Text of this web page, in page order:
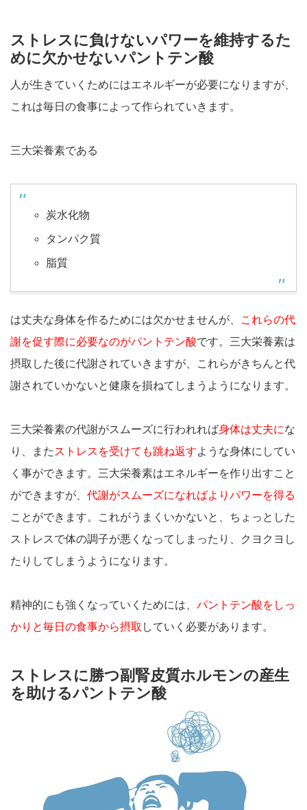
ストレスに負けないパワーを維持するた
めに欠かせないパントテン酸
人が生きていくためにはエネルギーが必要になりますが、
これは毎日の食事によって作られていきます。
三大栄養素である
炭水化物
タンパク質
脂質
は丈夫な身体を作るためには欠かせませんが、
これらの代
謝を促す際に必要なのがパントテン酸です。三大栄養素は
摂取した後に代謝されていきますが、これらがきちんと代
謝されていかないと健康を損ねてしまうようになります。
三大栄養素の代謝がスムーズに行われれば身体は丈夫にな
り、また ストレスを受けても跳ね返すような身体にしてい
く事ができます。三大栄養素はエネルギーを作り出すこと
ができますが、 代謝がスムーズになればよりパワーを得る
ことができます。これがうまくいかないと、ちょっとした
ストレスで体の調子が悪くなってしまったり、クヨクヨし
たりしてしまうようになります。
精神的にも強くなっていくためには、 パントテン酸をしっ
かりと毎日の食事から摂取 していく必要があります。
ストレスに勝つ副腎皮質ホルモンの産生
を助けるパントテン酸